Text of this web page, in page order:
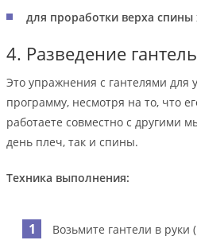
для проработки верха
4. Разведение
Это упражнения с гантелями
программу, несмотря на то, что
работаете совместно с другими
день плеч, так и спины.
Техника выполнения:
Возьмите гантели в